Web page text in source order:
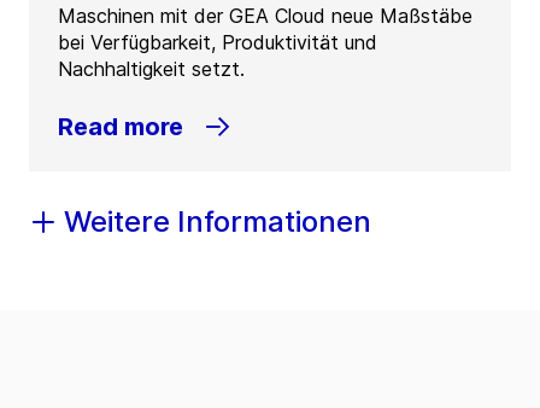
Maschinen mit der GEA Cloud neue Maßstäbe
bei Verfügbarkeit, Produktivität und
Nachhaltigkeit setzt.
Read more
Weitere Informationen